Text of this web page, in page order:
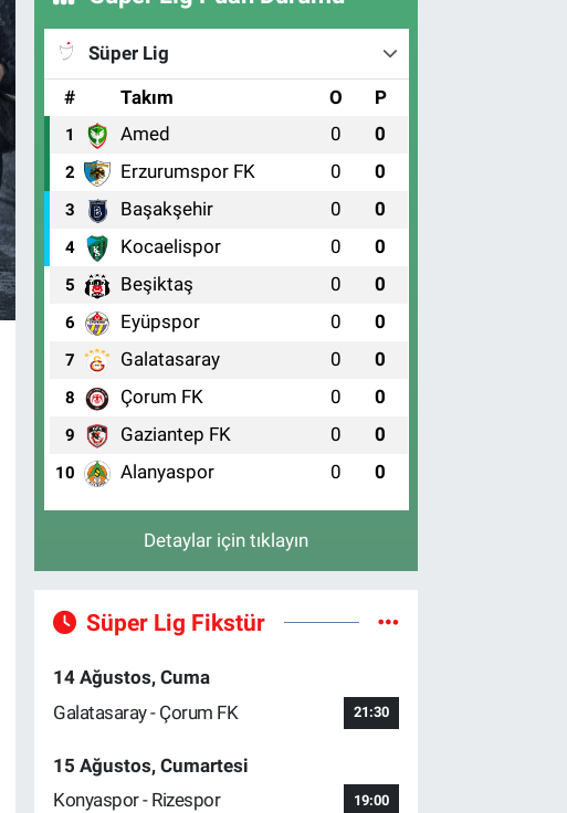
Süper Lig
#
Takım O P
1 Amed 0 0
2 Erzurumspor FK 0 0
3 Başakşehir 0 0
4 Kocaelispor 0 0
5 Beşiktaş 0 0
6 Eyüpspor 0 0
7 Galatasaray 0 0
8 Çorum FK 0 0
9 Gaziantep FK 0 0
10 Alanyaspor 0 0
Detaylar için tıklayın
Süper Lig Fikstür
14 Ağustos, Cuma
Galatasaray - Çorum FK
21:30
15 Ağustos, Cumartesi
Konyaspor - Rizespor
19:00